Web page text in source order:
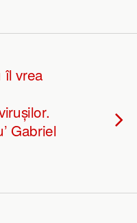
îl vrea
Gabriel